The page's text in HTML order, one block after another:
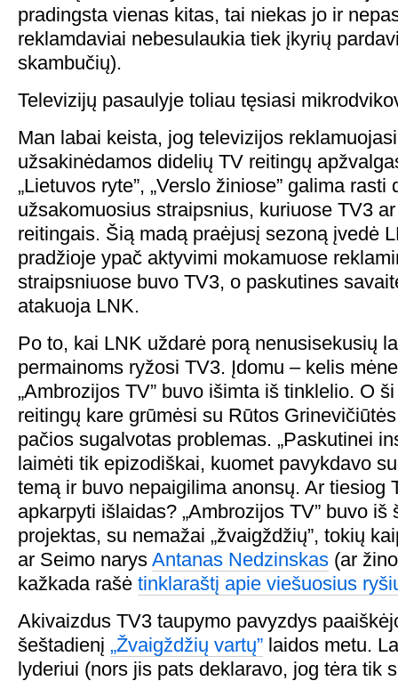
pradingsta vienas kitas, tai niekas jo ir
reklamdaviai nebesulaukia tiek įkyrių
skambučių).
Televizijų pasaulyje toliau tęsiasi
Man labai keista, jog televizijos
užsakinėdamos didelių TV reitingų
„Lietuvos ryte”, „Verslo žiniose” galima
užsakomuosius straipsnius, kuriuose TV3
reitingais. Šią madą praėjusį sezoną įvedė
pradžioje ypač aktyvimi mokamuose
straipsniuose buvo TV3, o paskutines
atakuoja LNK.
Po to, kai LNK uždarė porą nenusisekusių
permainoms ryžosi TV3. Įdomu – kelis
„Ambrozijos TV” buvo išimta iš tinklelio. O
reitingų kare grūmėsi su Rūtos
pačios sugalvotas problemas. „Paskutinei
laimėti tik epizodiškai, kuomet pavykdavo
temą ir buvo nepaigilima anonsų. Ar tiesiog
apkarpyti išlaidas? „Ambrozijos TV” buvo iš
projektas, su nemažai „žvaigždžių”, tokių
ar Seimo narys Antanas Nedzinskas (ar
kažkada rašė tinklaraštį apie viešuosius
Akivaizdus TV3 taupymo pavyzdys
šeštadienį „Žvaigždžių vartų” laidos metu.
lyderiui (nors jis pats deklaravo, jog tėra tik